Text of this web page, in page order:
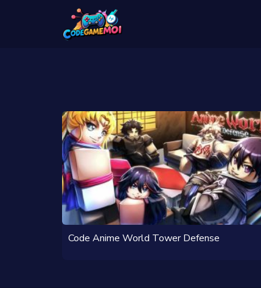
Code Anime World Tower Defense